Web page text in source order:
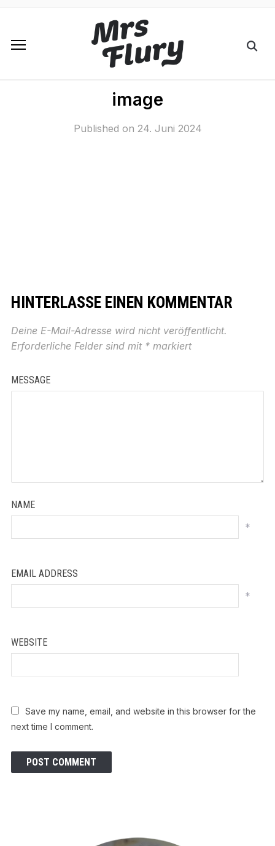
image
Published on 24. Juni 2024
HINTERLASSE EINEN KOMMENTAR
Deine E-Mail-Adresse wird nicht veröffentlicht.
Erforderliche Felder sind mit *markiert
MESSAGE
NAME
*
EMAIL ADDRESS
*
WEBSITE
Save my name, email, and website in this browser for the
next time I comment.